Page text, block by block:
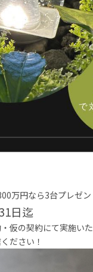
万円なら3台プレゼン
日迄
仮の契約にて実施いた
ださい！